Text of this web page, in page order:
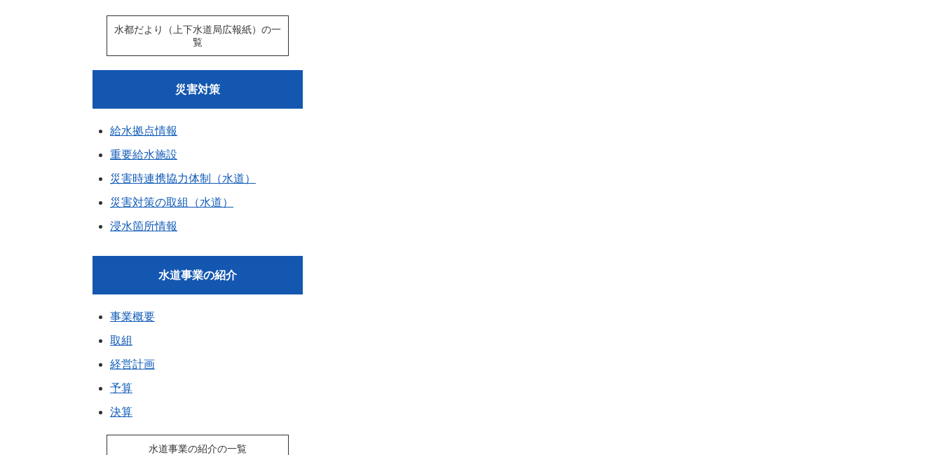
水都だより（上下水道局広報紙）の一
覧
災害対策
給水拠点情報
重要給水施設
災害時連携協力体制（水道）
災害対策の取組（水道）
浸水箇所情報
水道事業の紹介
事業概要
取組
経営計画
予算
決算
水道事業の紹介の一覧